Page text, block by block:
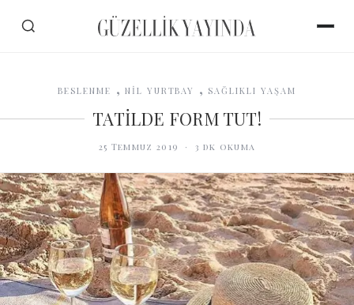
BESLENME , NİL YURTBAY , SAĞLIKLI YAŞAM
TATİLDE FORM TUT!
25 Temmuz 2019 · 3 dk okuma